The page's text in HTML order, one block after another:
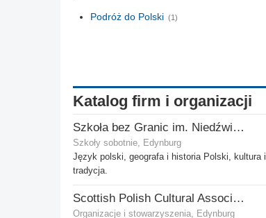
Podróż do Polski (1)
Katalog firm i organizacji
Szkoła bez Granic im. Niedźwiedzia Wojtka
Szkoły sobotnie, Edynburg
Język polski, geografa i historia Polski, kultura i
tradycja.
Scottish Polish Cultural Association
Organizacje i stowarzyszenia, Edynburg